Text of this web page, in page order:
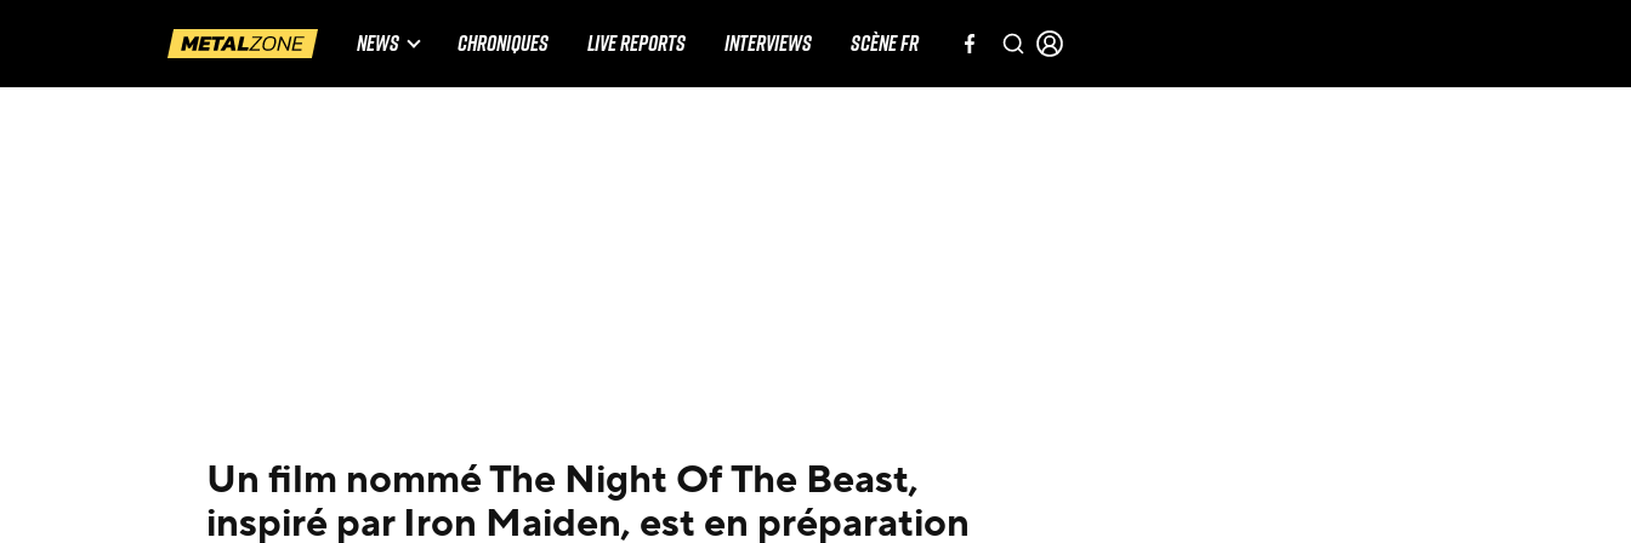
NEWS CHRONIQUES LIVE REPORTS INTERVIEWS SCÈNE FR
Un film nommé The Night Of The Beast,
inspiré par Iron Maiden, est en préparation